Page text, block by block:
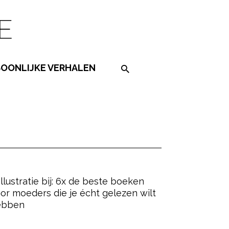
VERHALEN Search on the website